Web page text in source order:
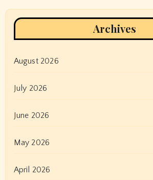
Archives
August 2026
July 2026
June 2026
May 2026
April 2026